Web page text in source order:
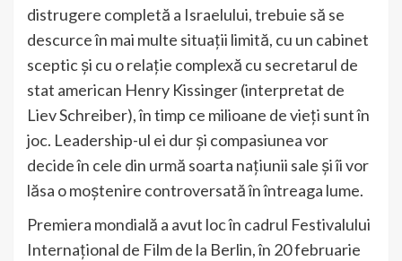
distrugere completă a Israelului, trebuie să se
descurce în mai multe situații limită, cu un cabinet
sceptic și cu o relație complexă cu secretarul de
stat american Henry Kissinger (interpretat de
Liev Schreiber), în timp ce milioane de vieți sunt în
joc. Leadership-ul ei dur și compasiunea vor
decide în cele din urmă soarta națiunii sale și îi vor
lăsa o moștenire controversată în întreaga lume.
Premiera mondială a avut loc în cadrul Festivalului
Internațional de Film de la Berlin, în 20 februarie